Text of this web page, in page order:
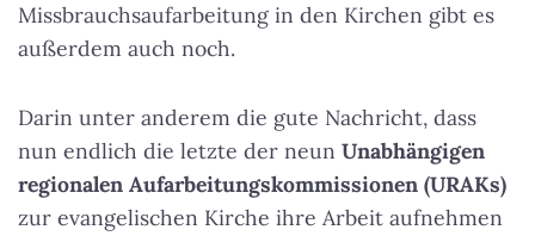
Missbrauchsaufarbeitung in den Kirchen gibt es
außerdem auch noch.
Darin unter anderem die gute Nachricht, dass
nun endlich die letzte der neun Unabhängigen
regionalen Aufarbeitungskommissionen (URAKs)
zur evangelischen Kirche ihre Arbeit aufnehmen